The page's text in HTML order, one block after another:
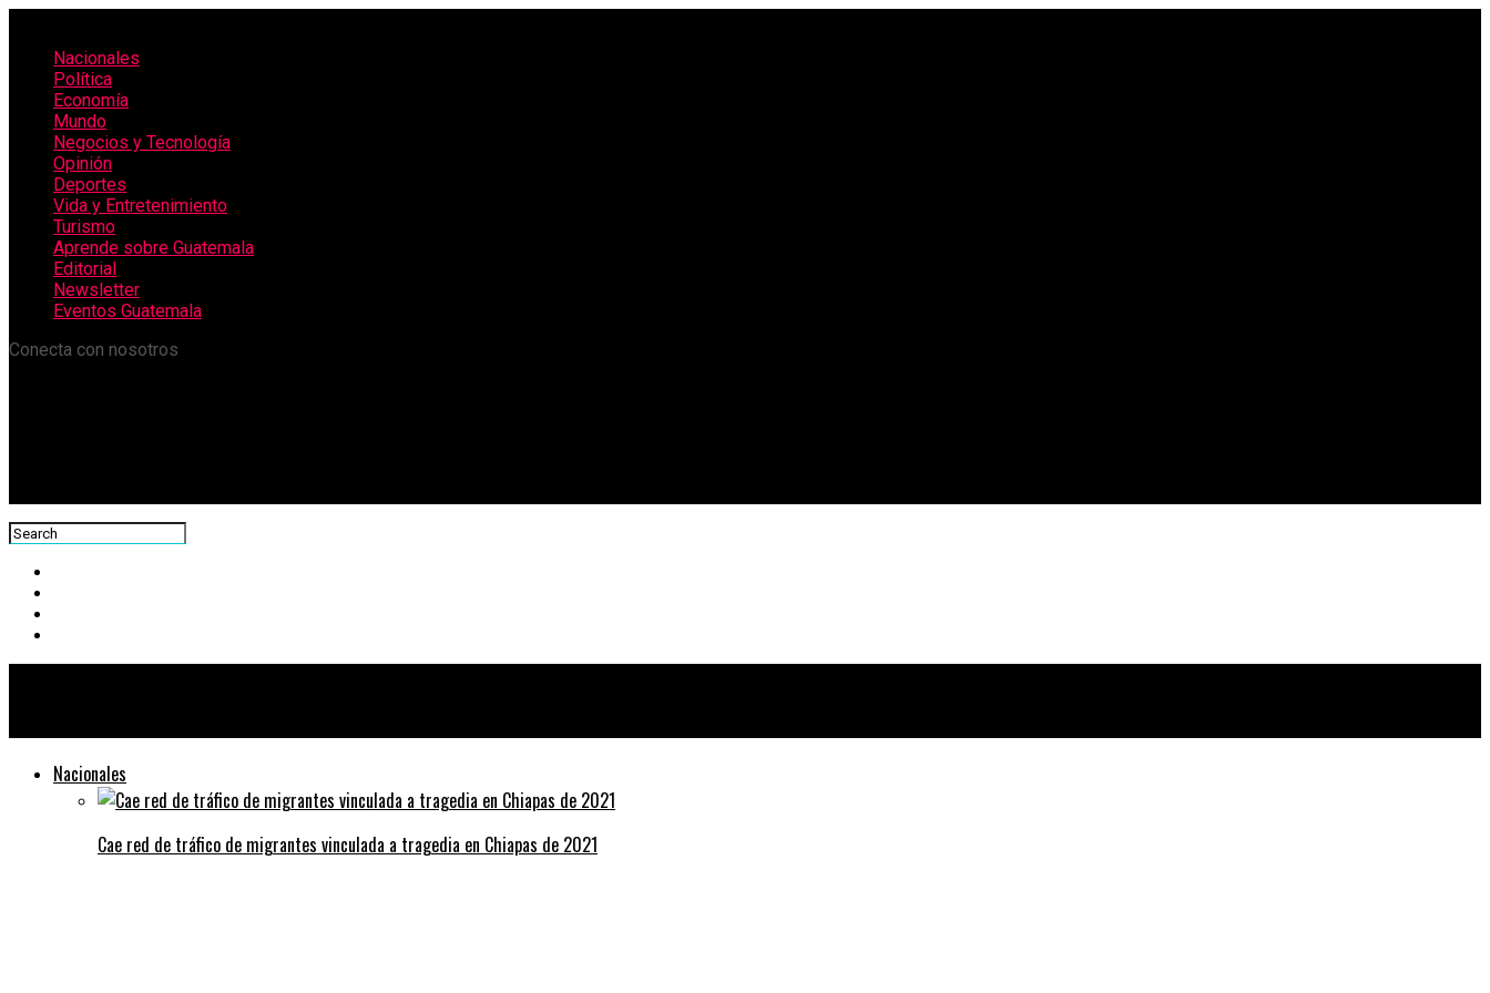
Nacionales
Política
Economía
Mundo
Negocios y Tecnología
Opinión
Deportes
Vida y Entretenimiento
Turismo
Aprende sobre Guatemala
Editorial
Newsletter
Eventos Guatemala
Conecta con nosotros
Nacionales
Cae red de tráfico de migrantes vinculada a tragedia en Chiapas de 2021